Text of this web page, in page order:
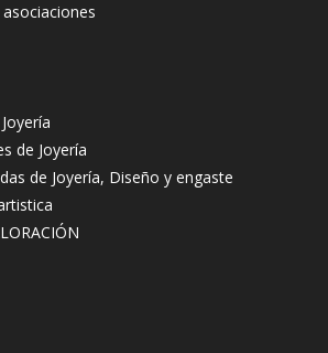
de Joyería
de Joyería, Diseño y engaste